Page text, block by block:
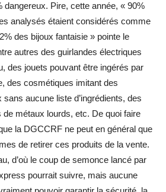
Pire, cette année, « 90%
analysés étaient considérés comme
des bijoux fantaisie » pointe le
autres des guirlandes électriques
des jouets pouvant être ingérés par
des cosmétiques imitant des
aucune liste d’ingrédients, des
de métaux lourds, etc. De quoi faire
la DGCCRF ne peut en général que
de retirer ces produits de la vente.
d’où le coup de semonce lancé par
pourrait suivre, mais aucune